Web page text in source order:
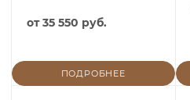
от35 550 руб.
ПОДРОБНЕЕ